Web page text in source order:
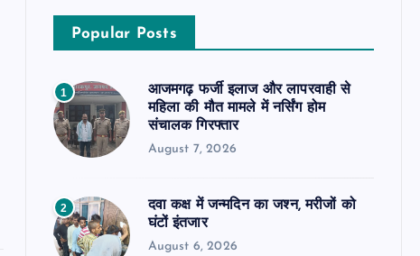
Popular Posts
1
आजमगढ़ फर्जी इलाज और लापरवाही से
महिला की मौत मामले में नर्सिंग होम
संचालक गिरफ्तार
August 7, 2026
2
दवा कक्ष में जन्मदिन का जश्न, मरीजों को
घंटों इंतजार
August 6, 2026